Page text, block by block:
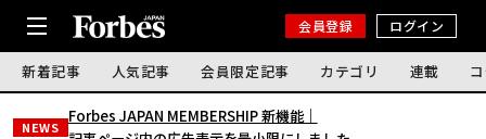
会員登録 ログイン
新着記事 人気記事 会員限定記事 カテゴリ 連載
NEWS
Forbes JAPAN MEMBERSHIP 新機能｜